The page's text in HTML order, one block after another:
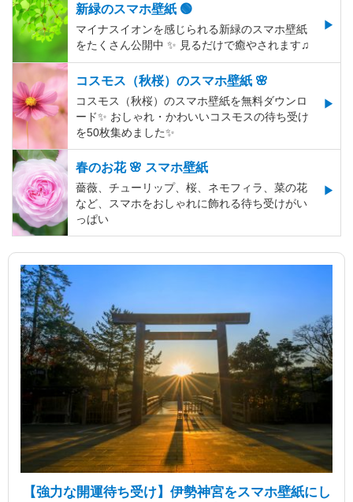
新緑のスマホ壁紙 🟢
マイナスイオンを感じられる新緑のスマホ壁紙
をたくさん公開中 ✨ 見るだけで癒やされます♫
コスモス（秋桜）のスマホ壁紙 🌸
コスモス（秋桜）のスマホ壁紙を無料ダウンロ
ード✨️ おしゃれ・かわいいコスモスの待ち受け
を50枚集めました✨️
春のお花 🌸 スマホ壁紙
薔薇、チューリップ、桜、ネモフィラ、菜の花
など、スマホをおしゃれに飾れる待ち受けがい
っぱい
【強力な開運待ち受け】伊勢神宮をスマホ壁紙にし